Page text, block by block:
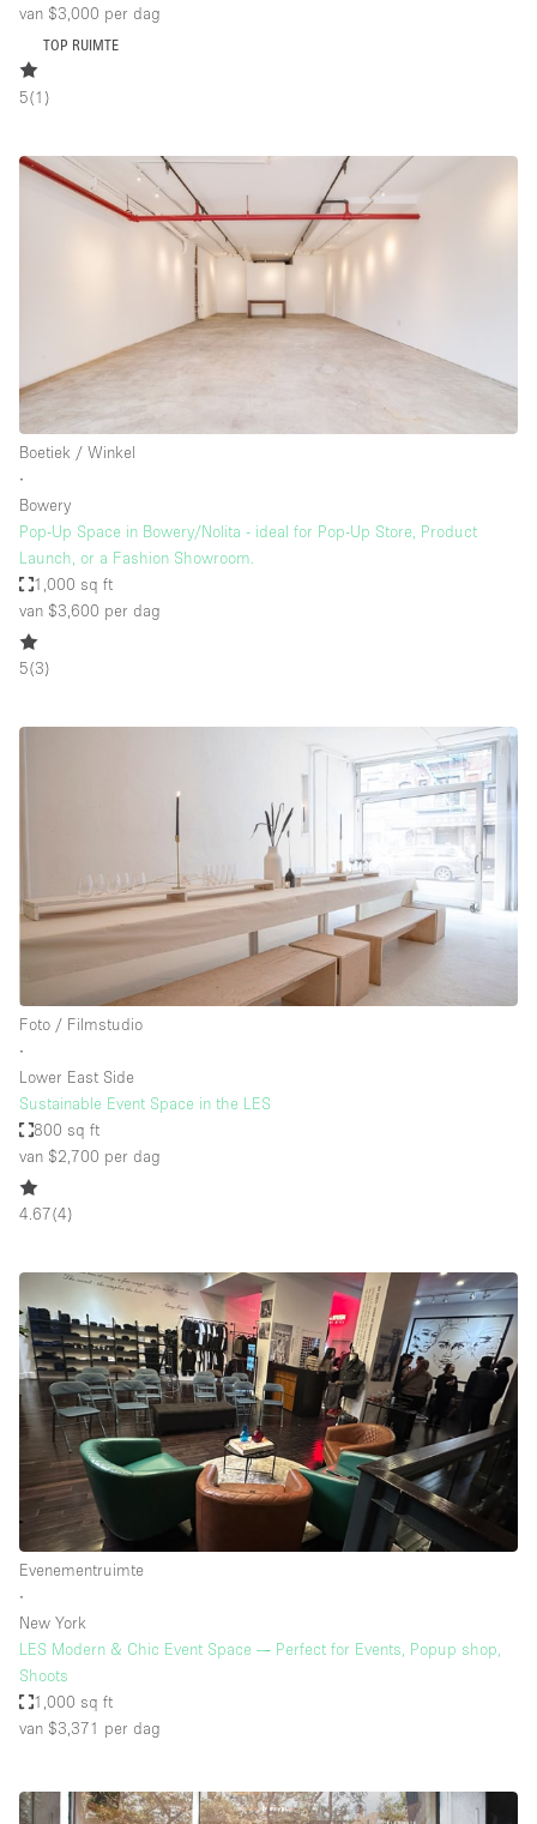
van $3,000 per dag
TOP RUIMTE
5(1 )
Boetiek / Winkel
∙
Bowery
Pop-Up Space in Bowery/Nolita - ideal for Pop-Up Store, Product
Launch, or a Fashion Showroom.
1,000 sq ft
van $3,600 per dag
5(3)
Foto / Filmstudio
∙
Lower East Side
Sustainable Event Space in the LES
800 sq ft
van $2,700 per dag
4.67(4)
Evenementruimte
∙
New York
LES Modern & Chic Event Space — Perfect for Events, Popup shop,
Shoots
1,000 sq ft
van $3,371 per dag